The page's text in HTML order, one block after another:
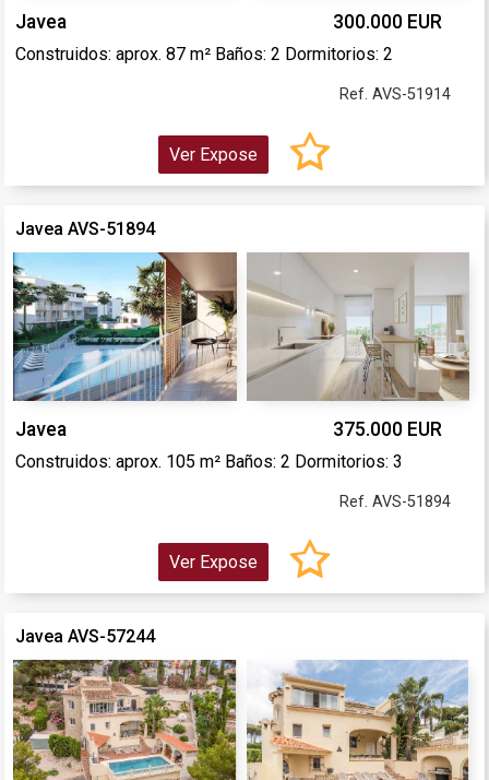
Javea 300.000 EUR
Construidos: aprox. 87 m² Baños: 2 Dormitorios: 2
Ref. AVS-51914
Ver Expose
Javea AVS-51894
Javea 375.000 EUR
Construidos: aprox. 105 m² Baños: 2 Dormitorios: 3
Ref. AVS-51894
Ver Expose
Javea AVS-57244